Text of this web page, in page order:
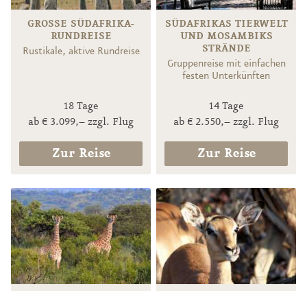
GROSSE SÜDAFRIKA-R
UNDREISE
Rustikale, aktive Rundreise
18 Tage
ab € 3.099,– zzgl. Flug
Zur Reise
SÜDAFRIKAS TIERWELT
UND MOSAMBIKS
STRÄNDE
Gruppenreise mit einfachen
festen Unterkünften
14 Tage
ab € 2.550,– zzgl. Flug
Zur Reise